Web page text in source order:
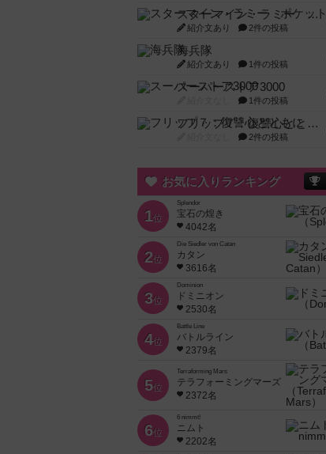
スターマイン・ラミー ポケット
紹介文あり 2件の投稿
海兵隊
紹介文あり 1件の投稿
スーパーストア3000
1件の投稿
フリップ７：復讐心とともに
2件の投稿
お気に入りランキング
1位
Splendor
宝石の煌き
4042名
2位
Die Siedler von Catan
カタン
3616名
3位
Dominion
ドミニオン
2530名
4位
Battle Line
バトルライン
2379名
5位
Terraforming Mars
テラフォーミングマーズ
2372名
6位
6 nimmt!
ニムト
2202名